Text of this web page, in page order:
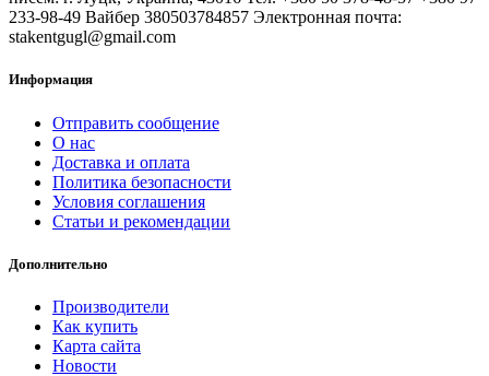
233-98-49 Вайбер 380503784857 Электронная почта:
stakentgugl@gmail.com
Информация
Отправить сообщение
О нас
Доставка и оплата
Политика безопасности
Условия соглашения
Статьи и рекомендации
Дополнительно
Производители
Как купить
Карта сайта
Новости